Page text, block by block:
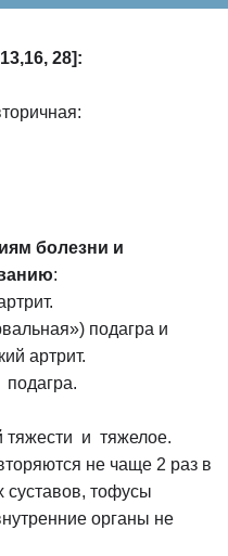
28]:
болезни и
:
подагра и
артрит.
тяжести и тяжелое.
не чаще 2 раз в
суставов, тофусы
органы не